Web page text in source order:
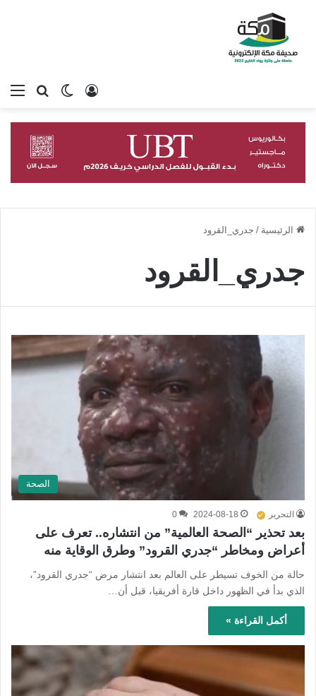
بحثالوضع
تسجيل الدخول
الرئيسية / جدري_القرود
جدري_القرود
الصحة
التحرير 2024-08-18
0
بعد تحذير “الصحة العالمية” من انتشاره.. تعرف على
أعراض ومخاطر “جدري القرود” وطرق الوقاية منه
حالة من الخوف تسيطر على العالم بعد انتشار مرض “جدري القرود”،
الذي بدأ في الظهور داخل قارة أفريقيا، قبل أن…
أكمل القراءة »